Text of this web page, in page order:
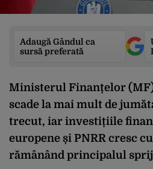
Adaugă Gândul ca
sursă preferată
Ministerul Finanțelor
scade la mai mult de
trecut, iar investițiile
europene și PNRR cresc cu
rămânând principalul